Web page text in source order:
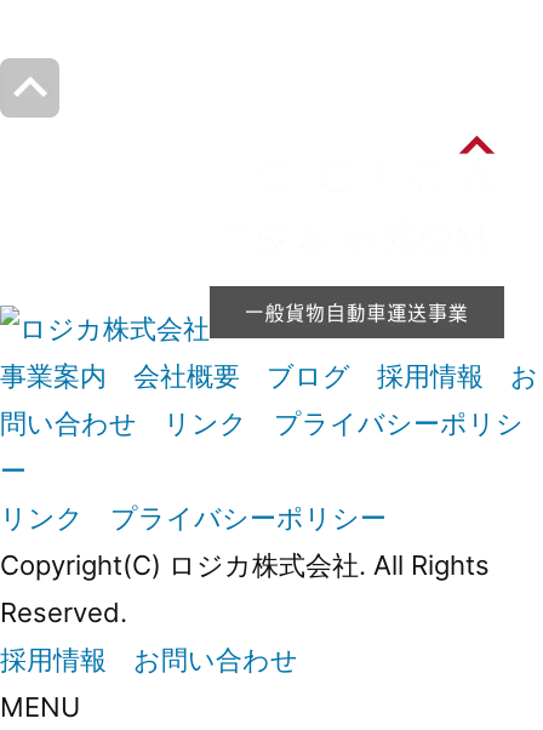
事業案内 会社概要 ブログ 採用情報
お
問い合わせ
リンク
プライバシーポリシ
ー
リンク
プライバシーポリシー
Copyright(C) ロジカ株式会社. All Rights
Reserved.
採用情報
お問い合わせ
MENU